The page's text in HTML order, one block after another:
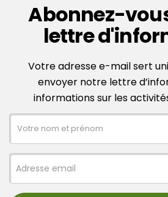
Abonnez-
lettre
Votre adresse e-mail sert
envoyer notre lettre
informations sur les